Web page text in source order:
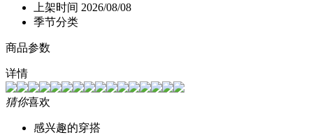
上架时间 2026/08/08
季节分类
商品参数
详情
猜你喜欢
感兴趣的穿搭